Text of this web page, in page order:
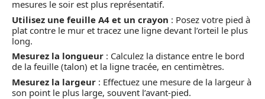
mesures le soir est plus représentatif.
Utilisez une feuille A4 et un crayon : Posez votre pied à
plat contre le mur et tracez une ligne devant l’orteil le plus
long.
Mesurez la longueur : Calculez la distance entre le bord
de la feuille (talon) et la ligne tracée, en centimètres.
Mesurez la largeur : Effectuez une mesure de la largeur à
son point le plus large, souvent l’avant-pied.